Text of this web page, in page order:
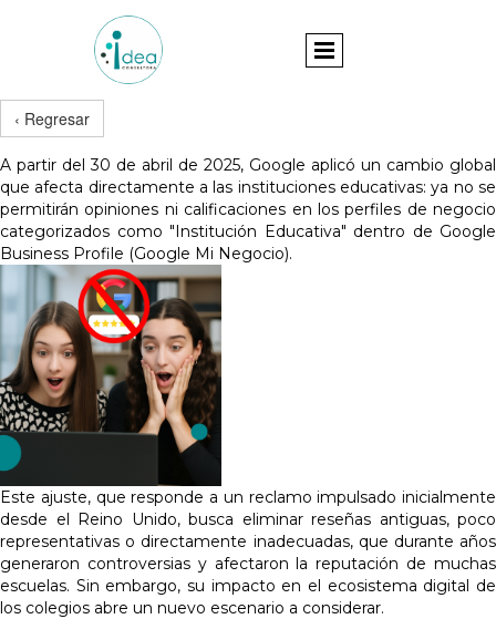
‹ Regresar
A partir del 30 de abril de 2025, Google aplicó un cambio global
que afecta directamente a las instituciones educativas: ya no se
permitirán opiniones ni calificaciones en los perfiles de negocio
categorizados como "Institución Educativa" dentro de Google
Business Profile (Google Mi Negocio).
Este ajuste, que responde a un reclamo impulsado inicialmente
desde el Reino Unido, busca eliminar reseñas antiguas, poco
representativas o directamente inadecuadas, que durante años
generaron controversias y afectaron la reputación de muchas
escuelas. Sin embargo, su impacto en el ecosistema digital de
los colegios abre un nuevo escenario a considerar.